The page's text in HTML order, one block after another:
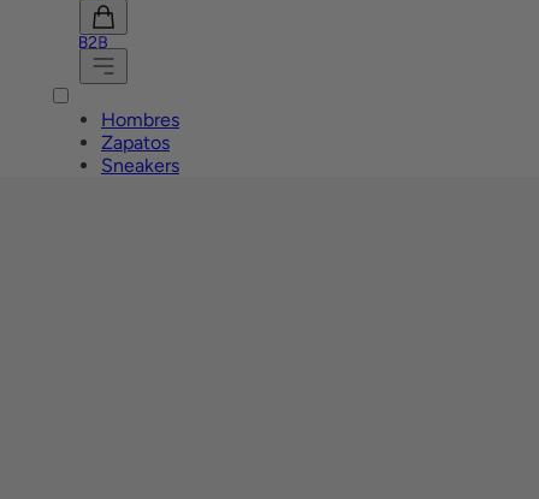
Ver
carrito
Menú
Hombres
Zapatos
Sneakers